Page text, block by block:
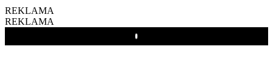
REKLAMA
REKLAMA
Play